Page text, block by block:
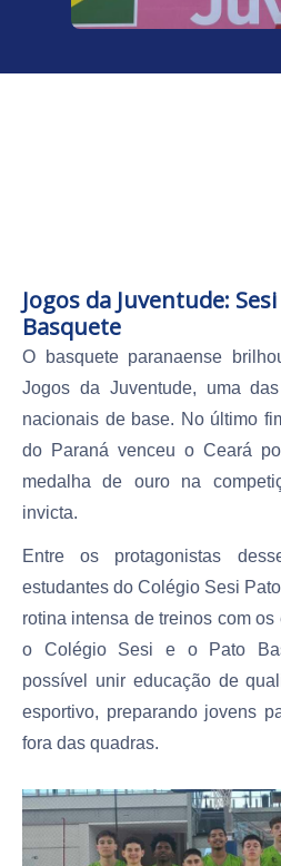
Jogos da Juventude:
Basquete
O basquete paranaense
Jogos da Juventude, uma
nacionais de base. No último
do Paraná venceu o Ceará
medalha de ouro na
invicta.
Entre os protagonistas
estudantes do Colégio Sesi
rotina intensa de treinos com
o Colégio Sesi e o Pato
possível unir educação de
esportivo, preparando jovens
fora das quadras.